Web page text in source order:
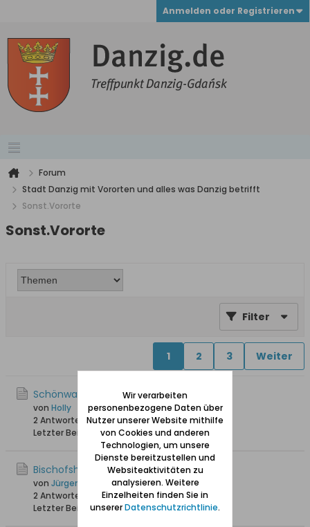
Anmelden oder Registrieren
Forum
Stadt Danzig mit Vororten und alles was Danzig betrifft
Sonst.Vororte
Sonst.Vororte
Filter
1 2 3 Weiter
Schönwarling Kriese
von Holly
2 Antworten 1.615 Hits0 Likes
Letzter Beitrag
03.11.2025, 20:33
Bischofshöhe
von Jürgen_W
2 Antworten
3.099 Hits0 Likes
Letzter Beitrag26.05.2025, 11:07
Wir verarbeiten
personenbezogene Daten über
Nutzer unserer Website mithilfe
von Cookies und anderen
Technologien, um unsere
Dienste bereitzustellen und
Websiteaktivitäten zu
analysieren. Weitere
Einzelheiten finden Sie in
unsererDatenschutzrichtlinie.